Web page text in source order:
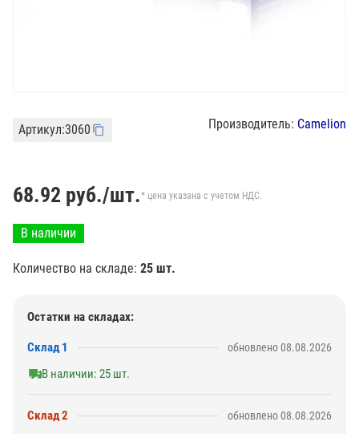
Артикул:3060 Производитель: Camelion
68.92 руб./шт.* цена указана с учетом НДС.
В наличии
Количество на складе: 25 шт.
Остатки на складах:
Склад 1 обновлено 08.08.2026
В наличии: 25 шт.
Склад 2 обновлено 08.08.2026